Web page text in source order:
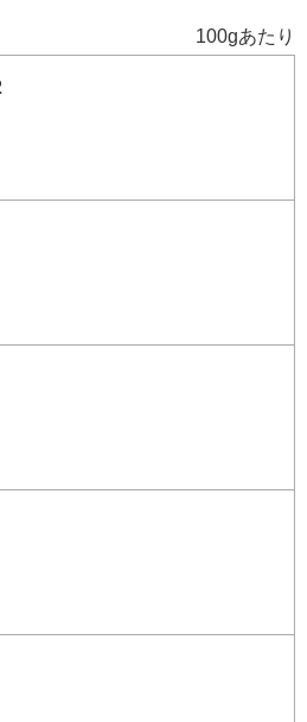
100gあたり